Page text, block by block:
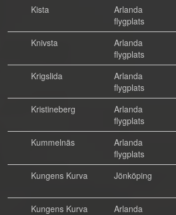
Kista
Arlanda
flygplats
Knivsta
Arlanda
flygplats
Krigslida
Arlanda
flygplats
Kristineberg
Arlanda
flygplats
Kummelnäs
Arlanda
flygplats
Kungens Kurva
Jönköping
Kungens Kurva
Arlanda